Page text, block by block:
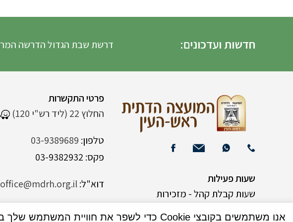
חדשות ועדכונים: דרשת שבת הגדול הדרשה המרכזית
פרטי התקשרות
החלוץ 22 (ליד רש"י 120)
טלפון: 03-9389689
פקס: 03-9382932
דוא"ל:office@mdrh.org.il
שעות פעילות
שעות קבלת קהל - מזכירות
אנו משתמשים בקובצי Cookie כדי לשפר את חוויית המשתמש שלך באתר שלנו. על ידי גלישה באתר זה, הנך מסכים לשימוש שלנו בקובצי Cookie.